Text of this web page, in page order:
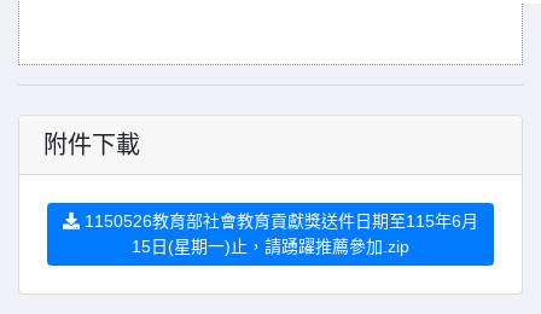
附件下載
1150526教育部社會教育貢獻獎送件日期至115年6月
15日(星期一)止，請踴躍推薦參加.zip